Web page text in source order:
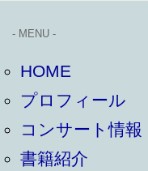
- MENU -
HOME
プロフィール
コンサート情報
書籍紹介